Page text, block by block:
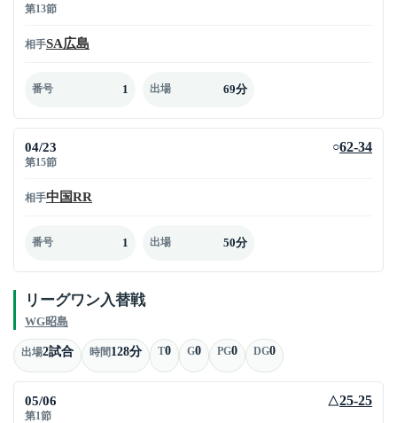
第13節
相手SA広島
番号 1 出場 69分
04/23
第15節
○62-34
相手中国RR
番号 1 出場 50分
リーグワン入替戦
WG昭島
出場2試合 時間128分 T0 G0 PG0 DG0
05/06
第1節
△25-25